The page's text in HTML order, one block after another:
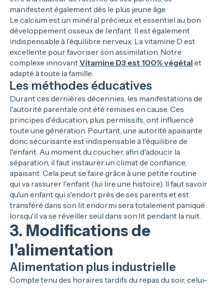
manifestent également dès le plus jeune âge.
Le calcium est un minéral précieux et essentiel au bon
développement osseux de l’enfant. Il est également
indispensable à l’équilibre nerveux. La vitamine D est
excellente pour favoriser son assimilation. Notre
complexe innovantVitamine D3 est 100% végétal et
adapté à toute la famille.
Les méthodes éducatives
Durant ces dernières décennies, les manifestations de
l'autorité parentale ont été remises en cause. Ces
principes d'éducation, plus permissifs, ont influencé
toute une génération. Pourtant, une autorité apaisante
donc sécurisante est indispensable à l'équilibre de
l'enfant. Au moment du coucher, afin d'adoucir la
séparation, il faut instaurer un climat de confiance,
apaisant. Cela peut se faire grâce à une petite routine
qui va rassurer l'enfant (lui lire une histoire). Il faut savoir
qu'un enfant qui s'endort près de ses parents et est
transféré dans son lit endormi sera totalement paniqué
lorsqu'il va se réveiller seul dans son lit pendant la nuit.
3. Modifications de
l'alimentation
Alimentation plus industrielle
Compte tenu des horaires tardifs du repas du soir, celui-